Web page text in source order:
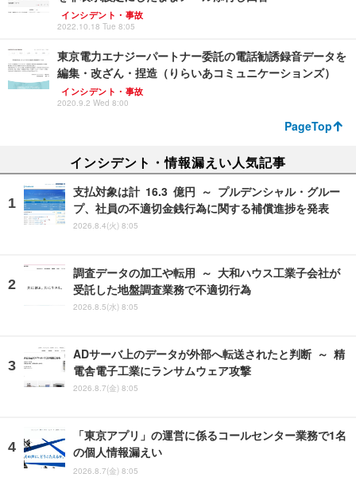
インシデント・事故
2022.10.18 Tue 8:05
東京電力エナジーパートナー委託の電話勧誘録音データを
編集・改ざん・捏造（りらいあコミュニケーションズ）
インシデント・事故
2020.9.2 Wed 8:00
PageTop
インシデント・情報漏えい人気記事
支払対象は計 16.3 億円 ～ プルデンシャル・グルー
プ、社員の不適切金銭行為に関する補償進捗を発表
2026.8.4(火) 8:05
調査データの加工や転用 ～ 大和ハウス工業子会社が
受託した地盤調査業務で不適切行為
2026.8.5(水) 8:05
ADサーバ上のデータが外部へ転送されたと判断 ～ 精
電舎電子工業にランサムウェア攻撃
2026.8.7(金) 8:05
「東京アプリ」の運営に係るコールセンター業務で1名
の個人情報漏えい
2026.8.7(金) 8:05